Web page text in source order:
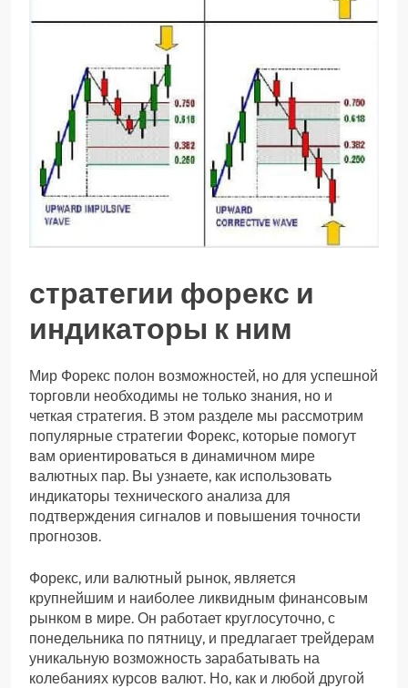
стратегии форекс и
индикаторы к ним
Мир Форекс полон возможностей, но для успешной
торговли необходимы не только знания, но и
четкая стратегия. В этом разделе мы рассмотрим
популярные стратегии Форекс, которые помогут
вам ориентироваться в динамичном мире
валютных пар. Вы узнаете, как использовать
индикаторы технического анализа для
подтверждения сигналов и повышения точности
прогнозов.
Форекс, или валютный рынок, является
крупнейшим и наиболее ликвидным финансовым
рынком в мире. Он работает круглосуточно, с
понедельника по пятницу, и предлагает трейдерам
уникальную возможность зарабатывать на
колебаниях курсов валют. Но, как и любой другой